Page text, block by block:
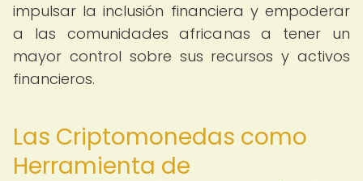
impulsar la inclusión financiera y empoderar
a las comunidades africanas a tener un
mayor control sobre sus recursos y activos
financieros.
Las Criptomonedas como
Herramienta de